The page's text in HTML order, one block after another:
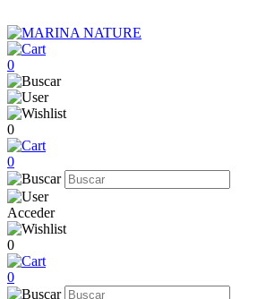
0
0
0
Acceder
0
0